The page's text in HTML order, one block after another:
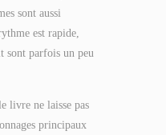
sont aussi
est rapide,
sont parfois un peu
livre ne laisse pas
principaux